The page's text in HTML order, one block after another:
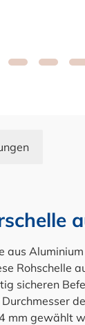
aus
Rohschelle
sicheren
mm gewählt